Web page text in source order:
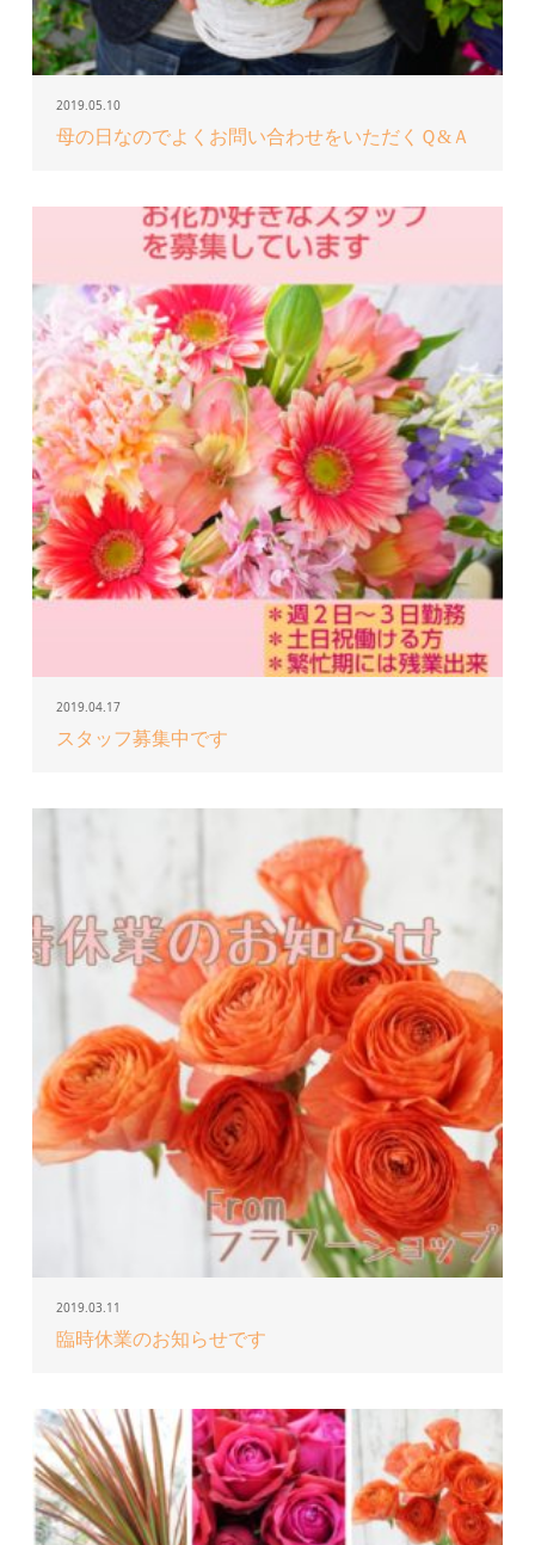
2019.05.10
母の日なのでよくお問い合わせをいただくＱ&Ａ
2019.04.17
スタッフ募集中です
2019.03.11
臨時休業のお知らせです